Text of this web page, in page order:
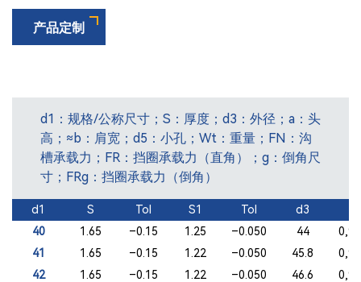
产品定制
d1：规格/公称尺寸；S：厚度；d3：外径；a：头
高；≈b：肩宽；d5：小孔；Wt：重量；FN：沟
槽承载力；FR：挡圈承载力（直角）；g：倒角尺
寸；FRg：挡圈承载力（倒角）
d1 S Tol S1 Tol d3
40
1.65 –0.15 1.25 –0.050 44
41
1.65 –0.15 1.22 –0.050 45.8
42
1.65 –0.15 1.22 –0.050 46.6